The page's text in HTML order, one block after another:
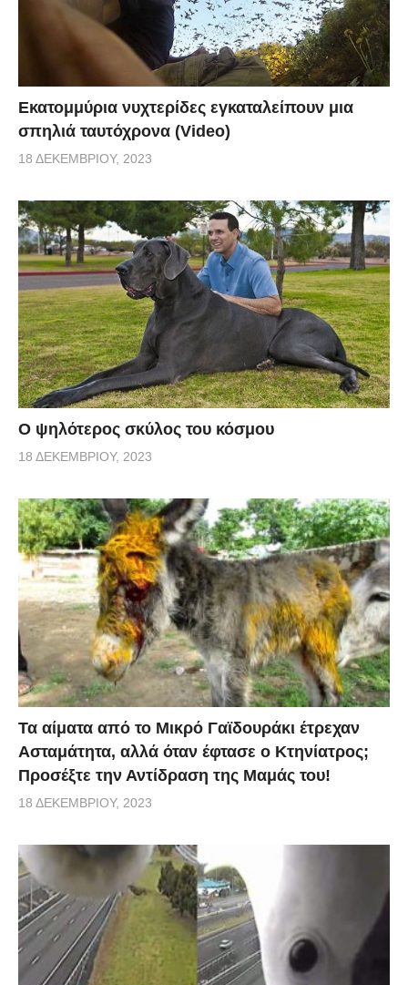
Εκατομμύρια νυχτερίδες εγκαταλείπουν μια
σπηλιά ταυτόχρονα (Video)
18 ΔΕΚΕΜΒΡΊΟΥ, 2023
Ο ψηλότερος σκύλος του κόσμου
18 ΔΕΚΕΜΒΡΊΟΥ, 2023
Τα αίματα από το Μικρό Γαϊδουράκι έτρεχαν
Ασταμάτητα, αλλά όταν έφτασε ο Κτηνίατρος;
Προσέξτε την Αντίδραση της Μαμάς του!
18 ΔΕΚΕΜΒΡΊΟΥ, 2023